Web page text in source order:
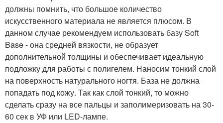
должны помнить, что большое количество
искусственного материала не является плюсом. В
данном случае рекомендуем использовать базу Soft
Base - она средней вязкости, не образует
дополнительной толщины и обеспечивает идеальную
подложку для работы с полигелем. Наносим тонкий слой
на поверхность натурального ногтя. База не должна
попадать под кожу. Так как слой тонкий, то можно
сделать сразу на все пальцы и заполимеризовать на 30-
60 сек в УФ или LED-лампе.